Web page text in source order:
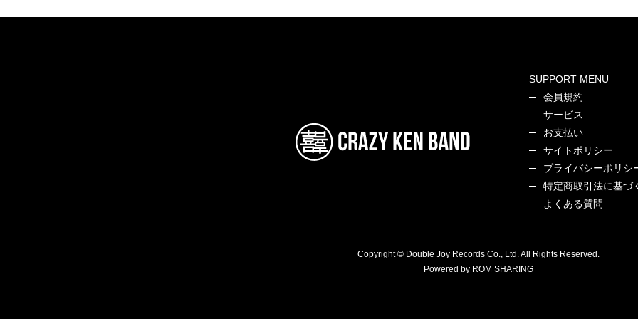
SUPPORT MENU
会員規約
サービス
お支払い
サイトポリシー
プライバシーポリシ
特定商取引法に基づ
よくある質問
Copyright © Double Joy Records Co., Ltd. All Rights Reserved.
Powered by ROM SHARING